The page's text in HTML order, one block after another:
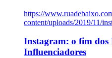
https://
content/uploads/2019/11/
Instagram: o fim dos
Influenciadores